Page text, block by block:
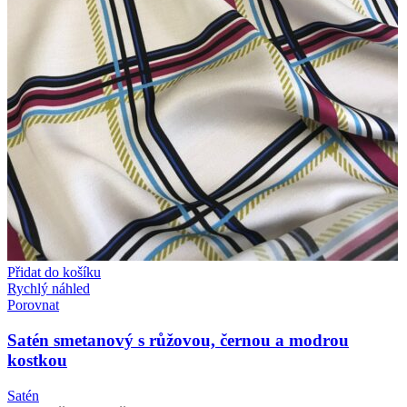
Přidat do košíku
Rychlý náhled
Porovnat
Satén smetanový s růžovou, černou a modrou
kostkou
Satén